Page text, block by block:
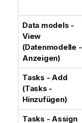
Data models -
View
(Datenmodelle -
Anzeigen)
Tasks - Add
(Tasks -
Hinzufügen)
Tasks - Assign